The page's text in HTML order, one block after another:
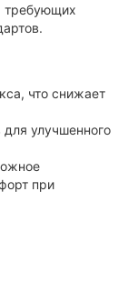
требующих
что снижает
улучшенного
при